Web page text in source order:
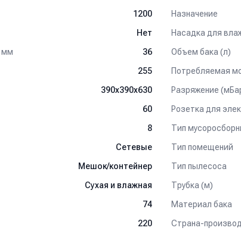
1200 Назначение
Нет Насадка для
мм
36 Объем бака (л)
255 Потребляемая
390х390х630 Разряжение
60 Розетка для
8 Тип
Сетевые Тип помещений
Мешок/контейнер Тип пылесоса
Сухая и влажная Трубка (м)
74 Материал бака
220 Страна-